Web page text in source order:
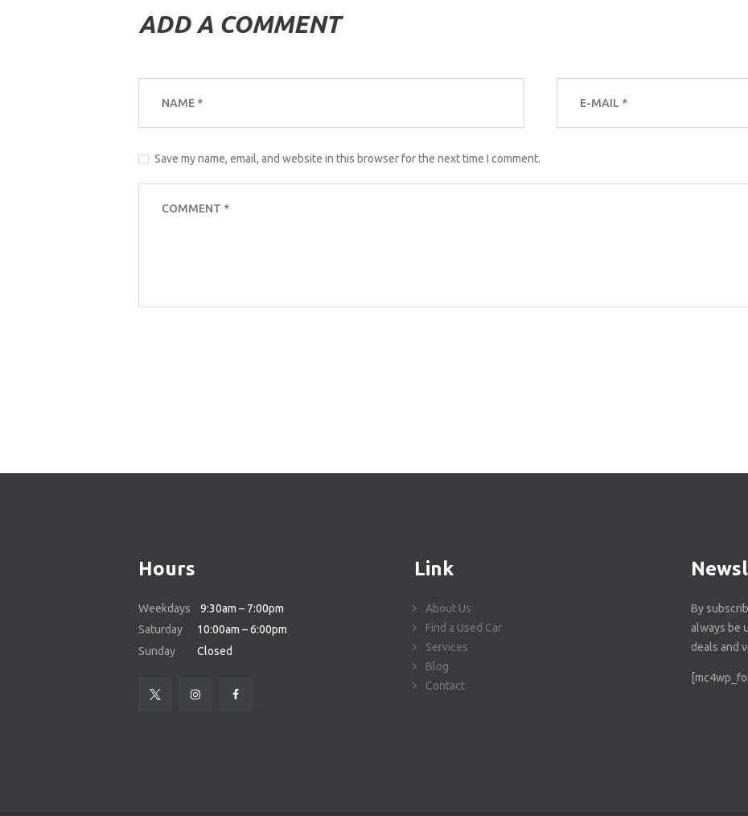
ADD A COMMENT
Save my name, email, and website in this browser for the next time I comment.
Hours
Weekdays 9:30am – 7:00pm
Saturday 10:00am – 6:00pm
Sunday Closed
Link
About Us
Find a Used Car
Services
Blog
Contact
By
always be
deals and